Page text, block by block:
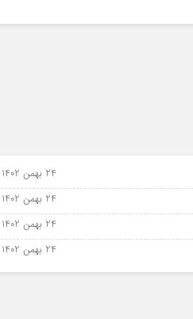
24 بهمن 1402 - 13 فوریه 2024
24 بهمن 1402 - 13 فوریه 2024
24 بهمن 1402 - 13 فوریه 2024
24 بهمن 1402 - 13 فوریه 2024